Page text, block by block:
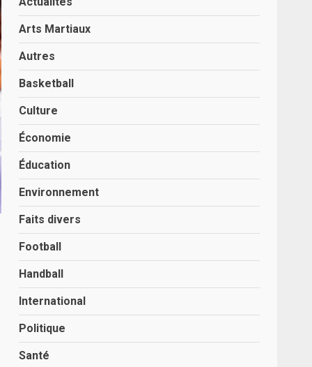
Arts Martiaux
Autres
Basketball
Culture
Économie
Éducation
Environnement
Faits divers
Football
Handball
International
Politique
Santé